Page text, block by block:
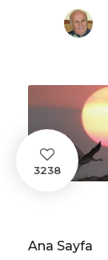
3238
Ana Sayfa